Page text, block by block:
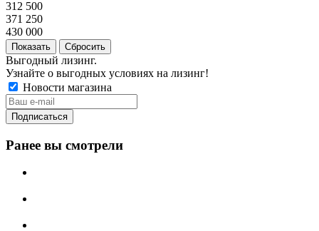
312 500
371 250
430 000
Сбросить
Выгодный лизинг.
Узнайте о выгодных условиях на лизинг!
Новости магазина
Ранее вы смотрели